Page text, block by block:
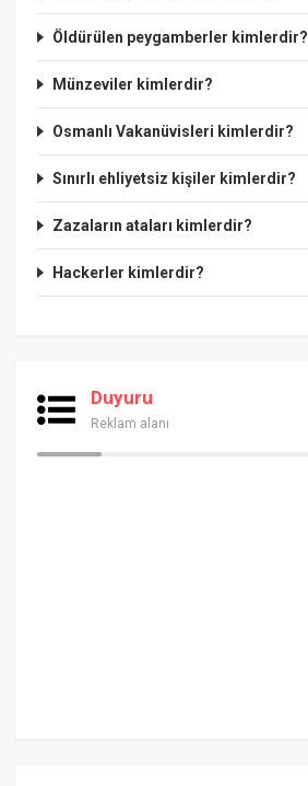
Öldürülen peygamberler kimlerdir?
Münzeviler kimlerdir?
Osmanlı Vakanüvisleri kimlerdir?
Sınırlı ehliyetsiz kişiler kimlerdir?
Zazaların ataları kimlerdir?
Hackerler kimlerdir?
Duyuru
Reklam alanı